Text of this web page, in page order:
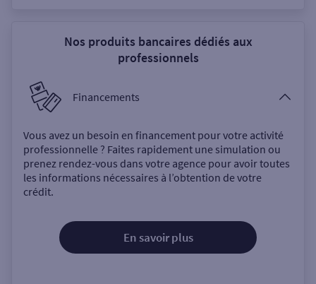
Nos produits bancaires dédiés aux
professionnels
Financements
Vous avez un besoin en financement pour votre activité
professionnelle ? Faites rapidement une simulation ou
prenez rendez-vous dans votre agence pour avoir toutes
les informations nécessaires à l’obtention de votre
crédit.
En savoir plus